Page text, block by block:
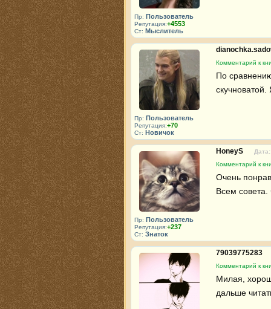
Пр: Пользователь
Репутация:+4553
Ст: Мыслитель
Пр: Пользователь
Репутация:+70
Ст: Новичок
Комментарий к
По
Пр: Пользователь
Репутация:+237
Ст: Знаток
HoneyS
Комментарий к
Очень
Всем
79039775283
Комментарий к
Милая,
дальше